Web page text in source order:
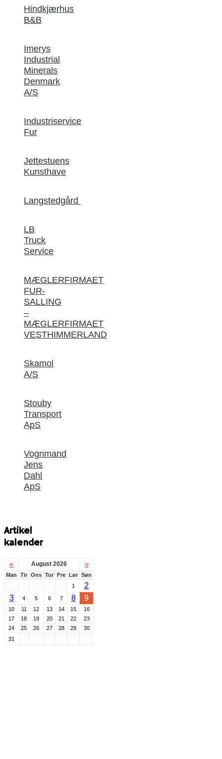
Hindkjærhus
B&B
Imerys
Industrial
Minerals
Denmark
A/S
Industriservice
Fur
Jettestuens
Kunsthave
Langstedgård
LB
Truck
Service
MÆGLERFIRMAET
FUR-
SALLING
–
MÆGLERFIRMAET
VESTHIMMERLAND
Skamol
A/S
Stouby
Transport
ApS
Vognmand
Jens
Dahl
ApS
Artikel
kalender
« August 2026 »
Man Tir Ons Tor Fre Lør Søn
1
2
3
4 5 6 7 8 9
10 11 12 13 14 15
16
17
18 19 20 21 22
23
24
25 26 27 28 29
30
31